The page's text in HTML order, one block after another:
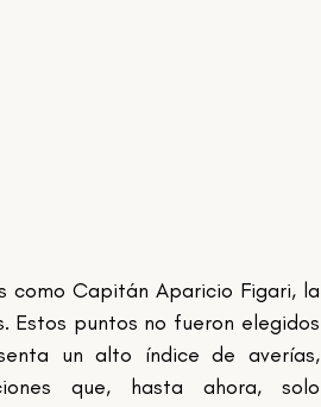
como Capitán Aparicio Figari, la
Estos puntos no fueron elegidos
un alto índice de averías,
que, hasta ahora, solo